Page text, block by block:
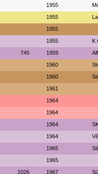
1955
1955
1955
1955
745 1959
1960
1960
1961
1964
1964
1964
1964
1965
1965
1026 1967